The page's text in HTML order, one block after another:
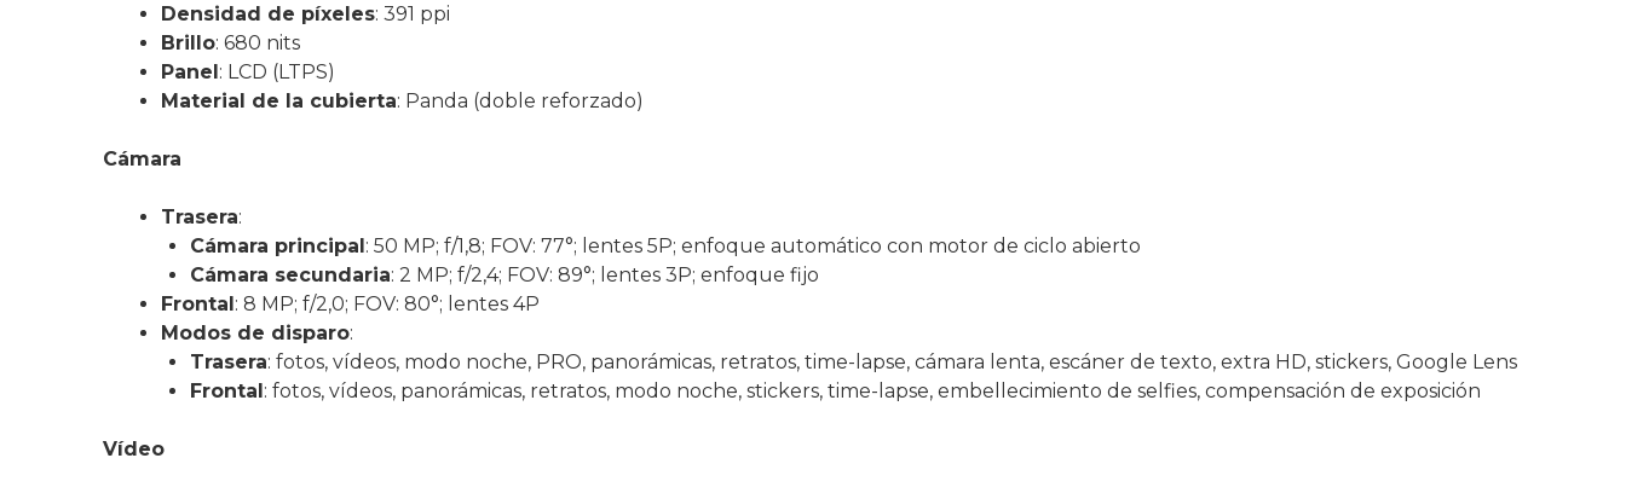
Densidad de píxeles: 391 ppi
Brillo: 680 nits
Panel: LCD (LTPS)
Material de la cubierta: Panda (doble reforzado)
Cámara
Trasera:
Cámara principal: 50 MP; f/1,8; FOV: 77°; lentes 5P; enfoque automático con motor de ciclo abierto
Cámara secundaria: 2 MP; f/2,4; FOV: 89°; lentes 3P; enfoque fijo
Frontal: 8 MP; f/2,0; FOV: 80°; lentes 4P
Modos de disparo:
Trasera: fotos, vídeos, modo noche, PRO, panorámicas, retratos, time-lapse, cámara lenta, escáner de texto, extra HD, stickers, Google Lens
Frontal: fotos, vídeos, panorámicas, retratos, modo noche, stickers, time-lapse, embellecimiento de selfies, compensación de exposición
Vídeo